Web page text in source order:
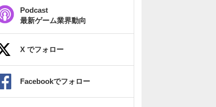
Podcast
最新ゲーム業界動向
X でフォロー
Facebookでフォロー